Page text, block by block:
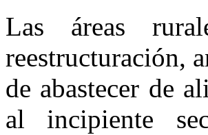
Las áreas
reestructuración,
de abastecer de
al incipiente